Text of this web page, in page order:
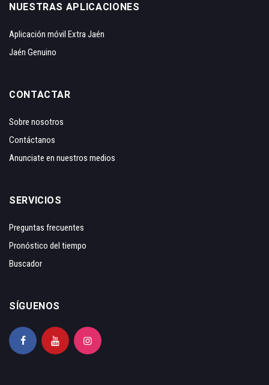
NUESTRAS APLICACIONES
Aplicación móvil Extra Jaén
Jaén Genuino
CONTACTAR
Sobre nosotros
Contáctanos
Anunciate en nuestros medios
SERVICIOS
Preguntas frecuentes
Pronóstico del tiempo
Buscador
SÍGUENOS